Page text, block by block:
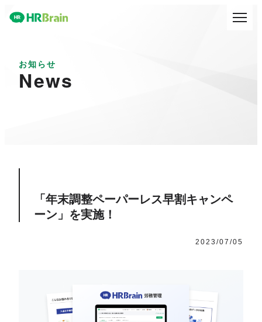
お知らせ
News
「年末調整ペーパーレス早割キャンペ
ーン」を実施！
2023/07/05